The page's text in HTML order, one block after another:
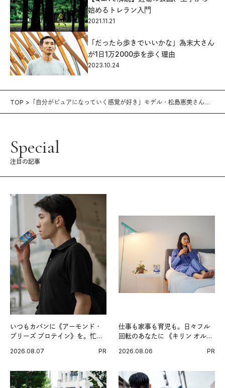
始めるトレラン入門
2021.11.21
「だったら歩きでいいかな」為末大さん
が1日1万2000歩を歩く理由
2023.10.24
TOP
「自分がピュアになっていく感覚が好き」モデル・松島恵美さんが
Special
注目の記事
いつもカバンに《アーモンド・
ブリーズ プロテイン》を。忙し
グ習慣。
2026.08.07 PR
仕事も家事も育児も。日々フル
回転のあなたに 《キリン オルニ
2026.08.06 PR